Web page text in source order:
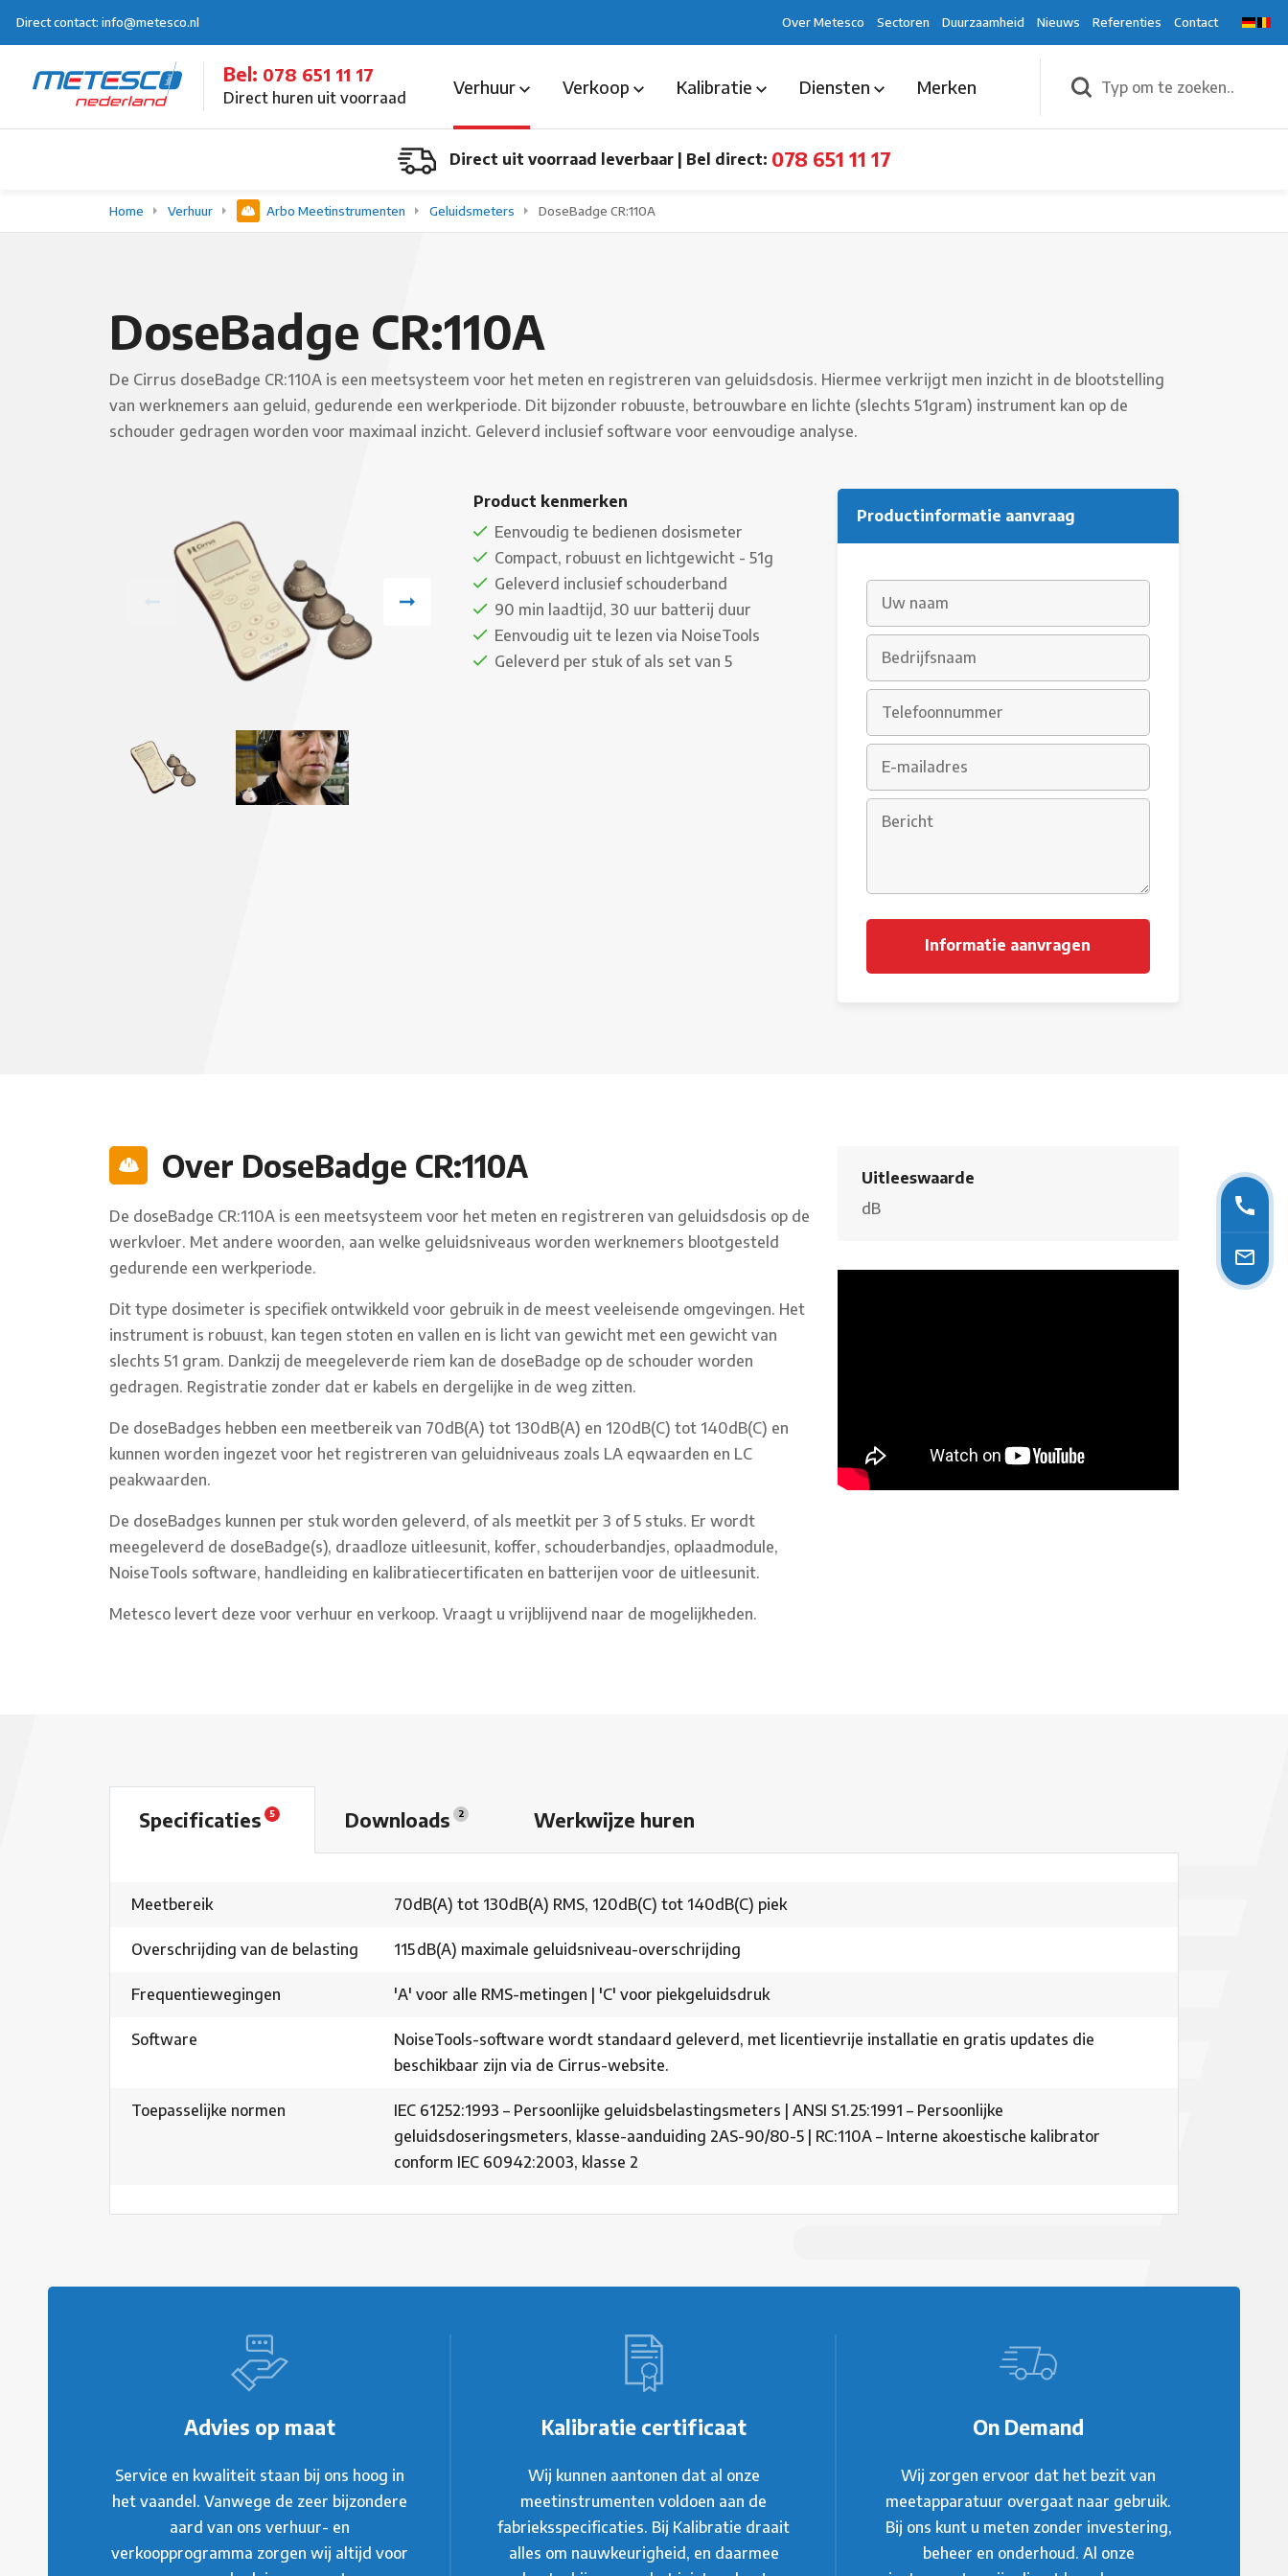
Direct contact: info@metesco.nl Over Metesco Sectoren Duurzaamheid Nieuws Referenties Contact
Bel: 078 651 11 17
Direct huren uit voorraad Verhuur Verkoop Kalibratie Diensten Merken
Direct uit voorraad leverbaar Bel direct: 078 651 11 17
Home Verhuur Arbo Meetinstrumenten Geluidsmeters DoseBadge CR:110A
DoseBadge CR:110A
De Cirrus doseBadge CR:110A is een meetsysteem voor het meten en registreren van geluidsdosis. Hiermee verkrijgt men inzicht in de blootstelling
van werknemers aan geluid, gedurende een werkperiode. Dit bijzonder robuuste, betrouwbare en lichte (slechts 51gram) instrument kan op de
schouder gedragen worden voor maximaal inzicht. Geleverd inclusief software voor eenvoudige analyse.
Product kenmerken
Eenvoudig te bedienen dosismeter
Compact, robuust en lichtgewicht - 51g
Geleverd inclusief schouderband
90 min laadtijd, 30 uur batterij duur
Eenvoudig uit te lezen via NoiseTools
Geleverd per stuk of als set van 5
Productinformatie aanvraag
Over DoseBadge CR:110A
De doseBadge CR:110A is een meetsysteem voor het meten en registreren van geluidsdosis op de
werkvloer. Met andere woorden, aan welke geluidsniveaus worden werknemers blootgesteld
gedurende een werkperiode.
Dit type dosimeter is specifiek ontwikkeld voor gebruik in de meest veeleisende omgevingen. Het
instrument is robuust, kan tegen stoten en vallen en is licht van gewicht met een gewicht van
slechts 51 gram. Dankzij de meegeleverde riem kan de doseBadge op de schouder worden
gedragen. Registratie zonder dat er kabels en dergelijke in de weg zitten.
De doseBadges hebben een meetbereik van 70dB(A) tot 130dB(A) en 120dB(C) tot 140dB(C) en
kunnen worden ingezet voor het registreren van geluidniveaus zoals LA eqwaarden en LC
peakwaarden.
De doseBadges kunnen per stuk worden geleverd, of als meetkit per 3 of 5 stuks. Er wordt
meegeleverd de doseBadge(s), draadloze uitleesunit, koffer, schouderbandjes, oplaadmodule,
NoiseTools software, handleiding en kalibratiecertificaten en batterijen voor de uitleesunit.
Metesco levert deze voor verhuur en verkoop. Vraagt u vrijblijvend naar de mogelijkheden.
Uitleeswaarde
dB
Specificaties 5 Downloads 2 Werkwijze huren
Meetbereik 70dB(A) tot 130dB(A) RMS, 120dB(C) tot 140dB(C) piek
Overschrijding van de belasting 115 dB(A) maximale geluidsniveau-overschrijding
Frequentiewegingen 'A' voor alle RMS-metingen | 'C' voor piekgeluidsdruk
Software
NoiseTools-software wordt standaard geleverd, met licentievrije installatie en gratis updates die
beschikbaar zijn via de Cirrus-website.
Toepasselijke normen
IEC 61252:1993 – Persoonlijke geluidsbelastingsmeters | ANSI S1.25:1991 – Persoonlijke
geluidsdoseringsmeters, klasse-aanduiding 2AS-90/80-5 | RC:110A – Interne akoestische kalibrator
conform IEC 60942:2003, klasse 2
Advies op maat
Service en kwaliteit staan bij ons hoog in
het vaandel. Vanwege de zeer bijzondere
aard van ons verhuur- en
verkoopprogramma zorgen wij altijd voor
Kalibratie certificaat
Wij kunnen aantonen dat al onze
meetinstrumenten voldoen aan de
fabrieksspecificaties. Bij Kalibratie draait
alles om nauwkeurigheid, en daarmee
On Demand
Wij zorgen ervoor dat het bezit van
meetapparatuur overgaat naar gebruik.
Bij ons kunt u meten zonder investering,
beheer en onderhoud. Al onze